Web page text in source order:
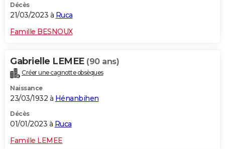
Décès
21/03/2023 à Ruca
Famille BESNOUX
Gabrielle LEMEE (90 ans)
Créer une cagnotte obsèques
Naissance
23/03/1932 à Hénanbihen
Décès
01/01/2023 à Ruca
Famille LEMEE